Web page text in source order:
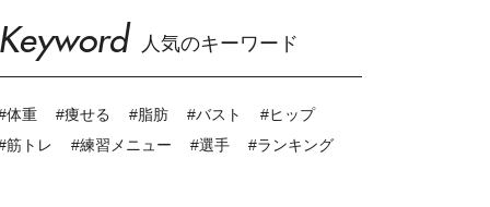
人気のキーワード
体重 #痩せる #脂肪 #バスト
#ヒップ
筋トレ
#練習メニュー #選手 #ランキング